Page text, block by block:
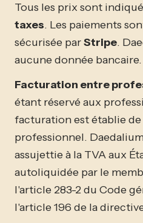
Tous les prix sont
taxes. Les paiements
sécurisée parStripe.
aucune donnée bancaire.
Facturation entre
étant réservé aux
facturation est établie
professionnel.
assujettie à la TVA aux
autoliquidée par le
l'article 283-2 du Code
l'article 196 de la